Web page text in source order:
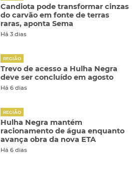
Candiota pode transformar cinzas
do carvão em fonte de terras
raras, aponta Sema
Há 3 dias
REGIÃO
Trevo de acesso a Hulha Negra
deve ser concluído em agosto
Há 6 dias
REGIÃO
Hulha Negra mantém
racionamento de água enquanto
avança obra da nova ETA
Há 6 dias